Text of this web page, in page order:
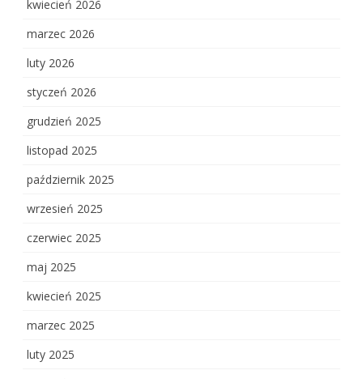
kwiecień 2026
marzec 2026
luty 2026
styczeń 2026
grudzień 2025
listopad 2025
październik 2025
wrzesień 2025
czerwiec 2025
maj 2025
kwiecień 2025
marzec 2025
luty 2025